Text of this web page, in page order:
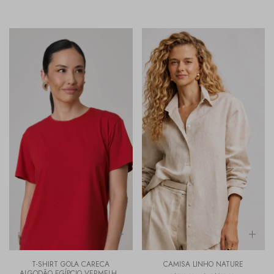
T-SHIRT GOLA CARECA
CAMISA LINHO NATURE